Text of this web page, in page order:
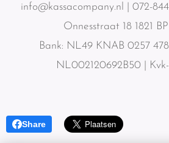
info@kassacompany.nl | 072-
Onnesstraat 18 1821
Bank: NL49 KNAB 0257
NL002120692B50 | Kvk-
Share